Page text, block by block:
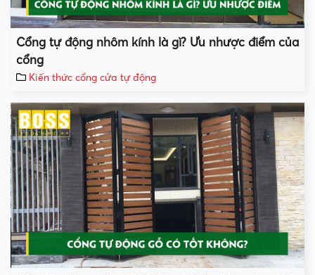
Cổng tự động nhôm kính là gì? Ưu nhược điểm của
cổng
Kiến thức cổng cửa tự động